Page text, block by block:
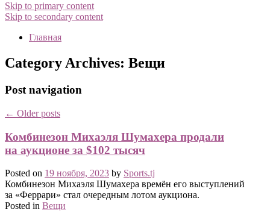
Skip to primary content
Skip to secondary content
Главная
Category Archives: Вещи
Post navigation
← Older posts
Комбинезон Михаэля Шумахера продали
на аукционе за $102 тысяч
Posted on 19 ноября, 2023 by Sports.tj
Комбинезон Михаэля Шумахера времён его выступлений
за «Феррари» стал очередным лотом аукциона.
Posted in Вещи